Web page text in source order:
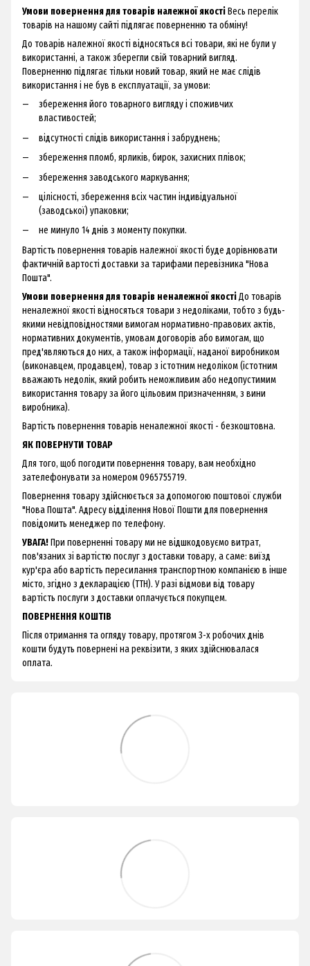
Умови повернення для товарів належної якостіВесь перелік
товарів на нашому сайті підлягає поверненню та обміну!
До товарів належної якості відносяться всі товари, які не були у
використанні, а також зберегли свій товарний вигляд.
Поверненню підлягає тільки новий товар, який не має слідів
використання і не був в експлуатації, за умови:
збереження його товарного вигляду і споживчих
властивостей;
відсутності слідів використання і забруднень;
збереження пломб, ярликів, бирок, захисних плівок;
збереження заводського маркування;
цілісності, збереження всіх частин індивідуальної
(заводської) упаковки;
не минуло 14 днів з моменту покупки.
Вартість повернення товарів належної якості буде дорівнювати
фактичній вартості доставки за тарифами перевізника "Нова
Пошта".
Умови повернення для товарів неналежної якостіДо товарів
неналежної якості відносяться товари з недоліками, тобто з будь-
якими невідповідностями вимогам нормативно-правових актів,
нормативних документів, умовам договорів або вимогам, що
пред'являються до них, а також інформації, наданої виробником
(виконавцем, продавцем), товар з істотним недоліком (істотним
вважають недолік, який робить неможливим або недопустимим
використання товару за його цільовим призначенням, з вини
виробника).
Вартість повернення товарів неналежної якості - безкоштовна.
ЯК ПОВЕРНУТИ ТОВАР
Для того, щоб погодити повернення товару, вам необхідно
зателефонувати за номером 0965755719.
Повернення товару здійснюється за допомогою поштової служби
"Нова Пошта". Адресу відділення Нової Пошти для повернення
повідомить менеджер по телефону.
УВАГА!При поверненні товару ми не відшкодовуємо витрат,
пов'язаних зі вартістю послуг з доставки товару, а саме: виїзд
кур'єра або вартість пересилання транспортною компанією в інше
місто, згідно з декларацією (ТТН). У разі відмови від товару
вартість послуги з доставки оплачується покупцем.
ПОВЕРНЕННЯ КОШТІВ
Після отримання та огляду товару, протягом 3-х робочих днів
кошти будуть повернені на реквізити, з яких здійснювалася
оплата.